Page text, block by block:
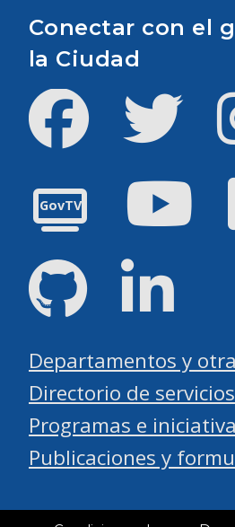
Conectar con el
la Ciudad
Facebook
GovTV
GitHub
Departamentos y
Directorio de servicios
Programas e
Publicaciones y